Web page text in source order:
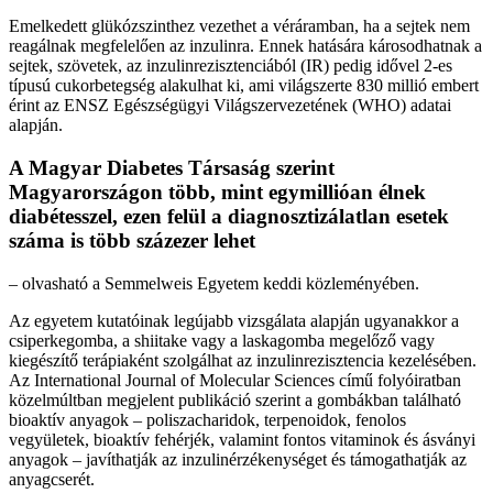
Emelkedett glükózszinthez vezethet a véráramban, ha a sejtek nem
reagálnak megfelelően az inzulinra. Ennek hatására károsodhatnak a
sejtek, szövetek, az inzulinrezisztenciából (IR) pedig idővel 2-es
típusú cukorbetegség alakulhat ki, ami világszerte 830 millió embert
érint az ENSZ Egészségügyi Világszervezetének (WHO) adatai
alapján.
A Magyar Diabetes Társaság szerint
Magyarországon több, mint egymillióan élnek
diabétesszel, ezen felül a diagnosztizálatlan esetek
száma is több százezer lehet
– olvasható a Semmelweis Egyetem keddi közleményében.
Az egyetem kutatóinak legújabb vizsgálata alapján ugyanakkor a
csiperkegomba, a shiitake vagy a laskagomba megelőző vagy
kiegészítő terápiaként szolgálhat az inzulinrezisztencia kezelésében.
Az International Journal of Molecular Sciences című folyóiratban
közelmúltban megjelent publikáció szerint a gombákban található
bioaktív anyagok – poliszacharidok, terpenoidok, fenolos
vegyületek, bioaktív fehérjék, valamint fontos vitaminok és ásványi
anyagok – javíthatják az inzulinérzékenységet és támogathatják az
anyagcserét.